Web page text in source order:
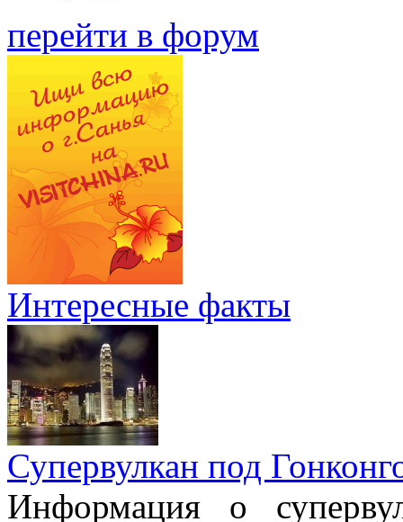
перейти в форум
Интересные факты
Супервулкан под
Информация о